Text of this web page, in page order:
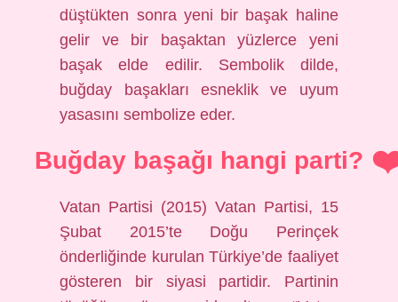
düştükten sonra yeni bir başak haline
gelir ve bir başaktan yüzlerce yeni
başak elde edilir. Sembolik dilde,
buğday başakları esneklik ve uyum
yasasını sembolize eder.
Buğday başağı hangi parti?
Vatan Partisi (2015) Vatan Partisi, 15
Şubat 2015’te Doğu Perinçek
önderliğinde kurulan Türkiye’de faaliyet
gösteren bir siyasi partidir. Partinin